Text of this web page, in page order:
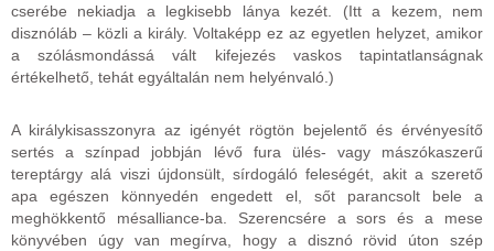
cserébe nekiadja a legkisebb lánya kezét. (Itt a kezem, nem
disznóláb – közli a király. Voltaképp ez az egyetlen helyzet, amikor
a szólásmondássá vált kifejezés vaskos tapintatlanságnak
értékelhető, tehát egyáltalán nem helyénvaló.)
A királykisasszonyra az igényét rögtön bejelentő és érvényesítő
sertés a színpad jobbján lévő fura ülés- vagy mászókaszerű
tereptárgy alá viszi újdonsült, sírdogáló feleségét, akit a szerető
apa egészen könnyedén engedett el, sőt parancsolt bele a
meghökkentő mésalliance-ba. Szerencsére a sors és a mese
könyvében úgy van megírva, hogy a disznó rövid úton szép